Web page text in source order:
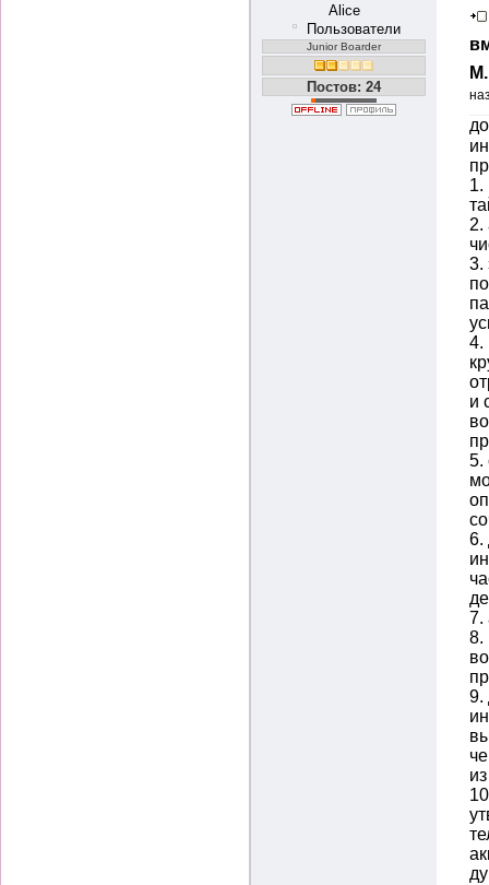
Alice
Пользователи
Junior Boarder
Постов: 24
1.
2.
3.
4.
и
5.
6.
7.
8.
9.